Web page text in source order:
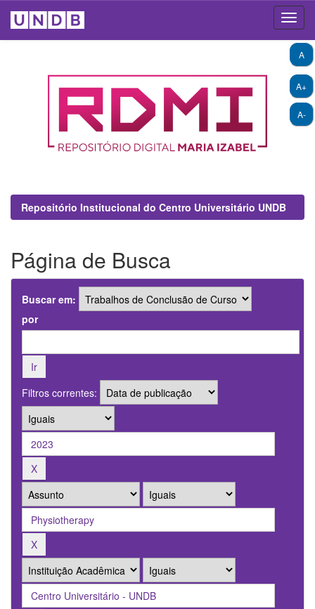
A+
A-
A
Repositório Institucional do Centro Universitário UNDB
Página de Busca
Buscar em:
por
Filtros correntes: